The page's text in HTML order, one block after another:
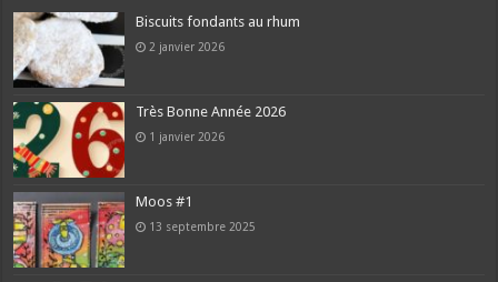
Biscuits fondants au rhum
2 janvier 2026
Très Bonne Année 2026
1 janvier 2026
Moos #1
13 septembre 2025